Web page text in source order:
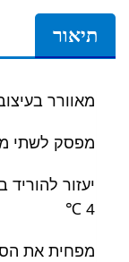
תיאור
מאוורר
מפסק לשתי
4 ℃
מפחית את